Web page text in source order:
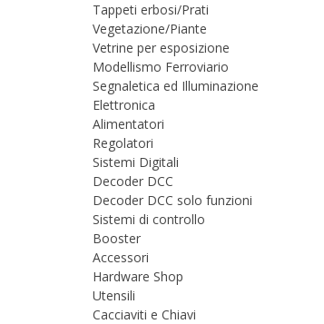
Tappeti erbosi/Prati
Vegetazione/Piante
Vetrine per esposizione
Modellismo Ferroviario
Segnaletica ed Illuminazione
Elettronica
Alimentatori
Regolatori
Sistemi Digitali
Decoder DCC
Decoder DCC solo funzioni
Sistemi di controllo
Booster
Accessori
Hardware Shop
Utensili
Cacciaviti e Chiavi